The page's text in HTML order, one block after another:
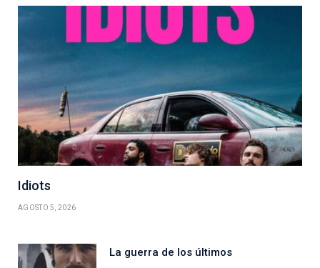
Idiots
AGOSTO 5, 2026
La guerra de los últimos